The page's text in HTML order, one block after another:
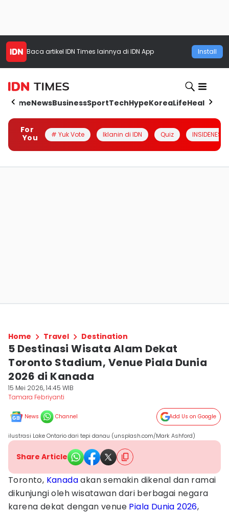
Baca artikel IDN Times lainnya di IDN App Install
HomeNewsBusinessSportTechHypeKoreaLifeHealth
For
You
# Yuk Vote Iklanin di IDN Quiz INSIDENESIA
Home Travel Destination
5 Destinasi Wisata Alam Dekat
Toronto Stadium, Venue Piala Dunia
2026 di Kanada
15 Mei 2026, 14:45 WIB
Tamara Febriyanti
News Channel Add Us on Google
ilustrasi Lake Ontario dari tepi danau (unsplash.com/Mark Ashford)
Share Article
Toronto, Kanadaakan semakin dikenal dan ramai
dikunjungi oleh wisatawan dari berbagai negara
karena dekat dengan venue Piala Dunia 2026,